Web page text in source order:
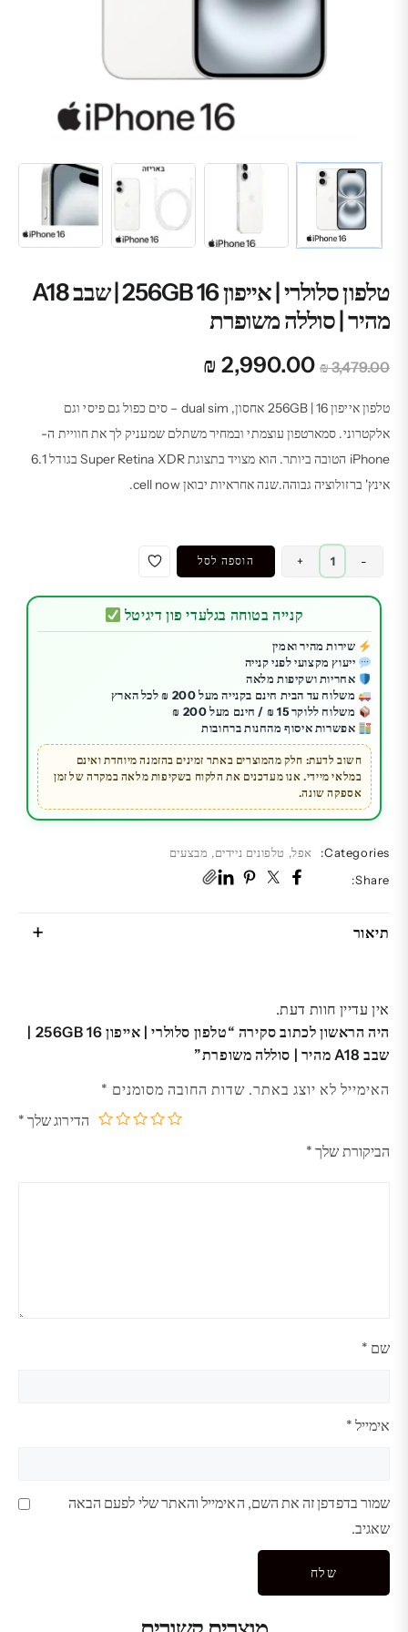
טלפון סלולרי | אייפון 16 256GB | שבב A18
מהיר | סוללה משופרת
₪3,479.00
המחיר
היה:
₪ 3,479.00.
₪ 2,990.00
המחיר
הוא:
₪ 2,990.00.
טלפון אייפון 16 | 256GB אחסון, dual sim – סים כפול גם פיסי וגם
אלקטרוני. סמארטפון עוצמתי ובמחיר משתלם שמעניק לך את חוויית ה-
iPhone הטובה ביותר. הוא מצויד בתצוגת Super Retina XDR בגודל 6.1
אינץ' ברזולוציה גבוהה.שנה אחראיות יבואן cell now.
-
כמות
של
טלפון
|
אייפון
16
256GB
|
שבב
A18
מהיר
סוללה
משופרת
+ הוספה לסל
קנייה בטוחה בגלעדי פון דיגיטל
שירות מהיר ואמין
ייעוץ מקצועי לפני קנייה
אחריות ושקיפות מלאה
משלוח עד הבית חינם בקנייה מעל 200 ₪ לכל הארץ
משלוח ללוקר 15 ₪ / חינם מעל 200 ₪
אפשרות איסוף מהחנות ברחובות
חשוב לדעת: חלק מהמוצרים באתר זמינים בהזמנה מיוחדת ואינם
במלאי מיידי. אנו מעדכנים את הלקוח בשקיפות מלאה במקרה של זמן
אספקה שונה.
Categories: אפל, טלפונים ניידים, מבצעים
Share:
תיאור
אין עדיין חוות דעת.
היה הראשון לכתוב סקירה “טלפון סלולרי | אייפון 16 256GB |
שבב A18 מהיר | סוללה משופרת”
האימייל לא יוצג באתר. שדות החובה מסומנים *
הדירוג שלך *
הביקורת שלך *
שם *
אימייל *
שמור בדפדפן זה את השם, האימייל והאתר שלי לפעם הבאה
שאגיב.